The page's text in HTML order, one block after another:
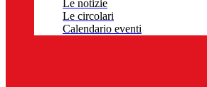
Le notizie
Le circolari
Calendario eventi